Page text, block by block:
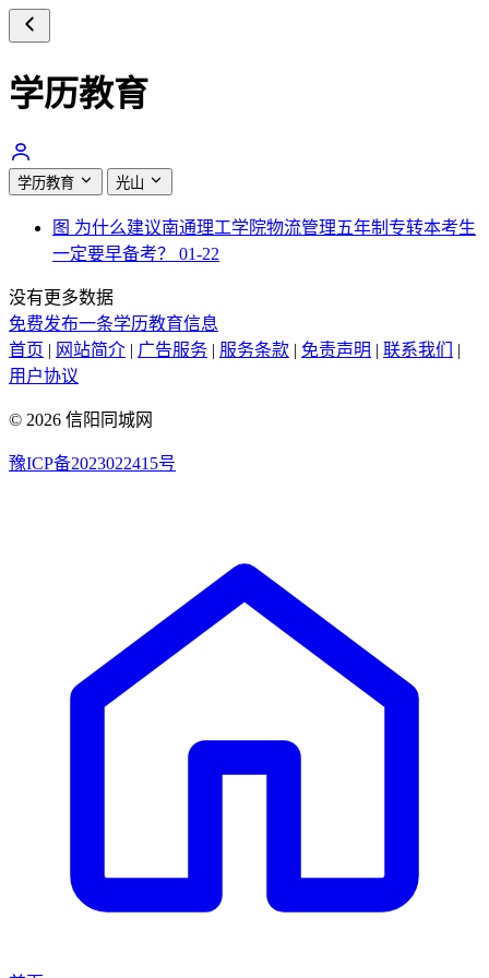
学历教育
学历教育 光山
图 为什么建议南通理工学院物流管理五年制专转本考生
一定要早备考？
01-22
没有更多数据
免费发布一条学历教育信息
首页 | 网站简介 | 广告服务 | 服务条款 | 免责声明 | 联系我们
|
用户协议
© 2026 信阳同城网
豫ICP备2023022415号